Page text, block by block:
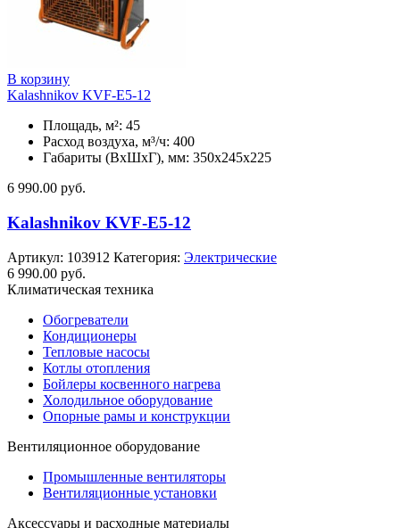
В корзину
Kalashnikov KVF-E5-12
Площадь, м²: 45
Расход воздуха, м³/ч: 400
Габариты (ВхШхГ), мм: 350x245x225
6 990.00 руб.
Kalashnikov KVF-E5-12
Артикул: 103912 Категория: Электрические
6 990.00 руб.
Климатическая техника
Обогреватели
Кондиционеры
Тепловые насосы
Котлы отопления
Бойлеры косвенного нагрева
Холодильное оборудование
Опорные рамы и конструкции
Вентиляционное оборудование
Промышленные вентиляторы
Вентиляционные установки
Аксессуары и расходные материалы